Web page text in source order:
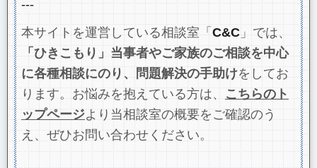
---
本サイトを運営している相談室「C&C 」では、
「ひきこもり」当事者やご家族のご相談を中心
に各種相談にのり、問題解決の手助けをしてお
ります。お悩みを抱えている方は、 こちらの ト
ップページより当相談室の概要をご確認のう
え、ぜひお問い合わせください。